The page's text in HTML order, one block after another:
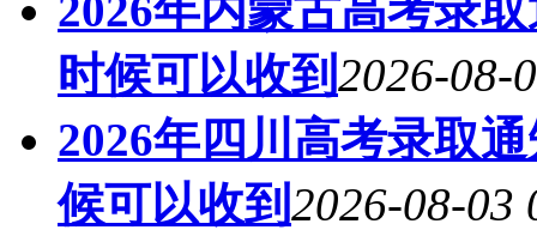
时候可以收到 2026-08-
2026年四川高考录取
候可以收到 2026-08-03